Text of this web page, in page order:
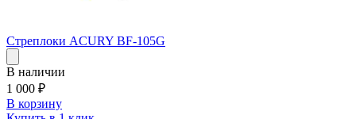
Стреплоки ACURY BF-105G
В наличии
1 000 ₽
В корзину